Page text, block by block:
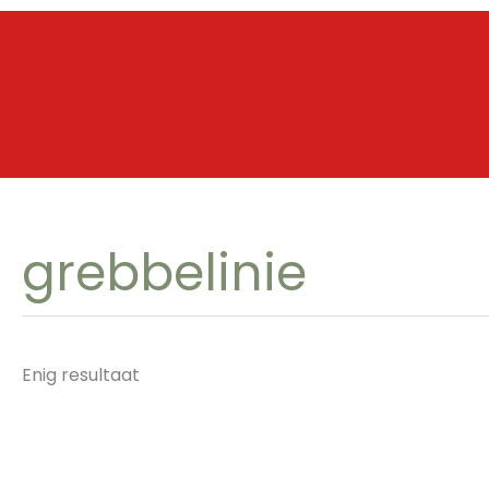
grebbelinie
Enig resultaat